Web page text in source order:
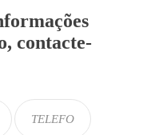
contacte-